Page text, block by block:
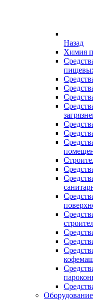
Назад
Химия